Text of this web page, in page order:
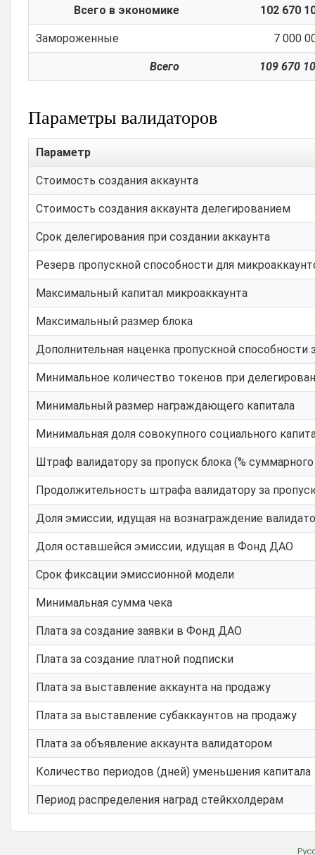
Всего в экономике 102 670
Замороженные 7 000
Всего 109 670
Параметры валидаторов
Параметр
Стоимость создания аккаунта
Стоимость создания аккаунта делегированием
Срок делегирования при создании аккаунта
Резерв пропускной способности для
Максимальный капитал микроаккаунта
Максимальный размер блока
Дополнительная наценка пропускной
Минимальное количество токенов при
Минимальный размер награждающего капитала
Минимальная доля совокупного социального
Штраф валидатору за пропуск блока (%
Продолжительность штрафа валидатору за
Доля эмиссии, идущая на вознаграждение
Доля оставшейся эмиссии, идущая в Фонд ДАО
Срок фиксации эмиссионной модели
Минимальная сумма чека
Плата за создание заявки в Фонд ДАО
Плата за создание платной подписки
Плата за выставление аккаунта на продажу
Плата за выставление субаккаунтов на продажу
Плата за объявление аккаунта валидатором
Количество периодов (дней) уменьшения капитала
Период распределения наград стейкхолдерам